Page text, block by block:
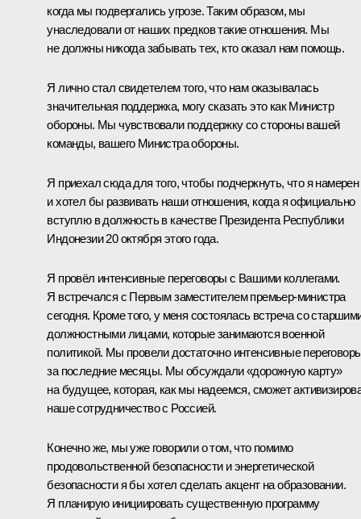
когда мы подвергались угрозе. Таким образом, мы
унаследовали от наших предков такие отношения. Мы
не должны никогда забывать тех, кто оказал нам помощь.
Я лично стал свидетелем того, что нам оказывалась
значительная поддержка, могу сказать это как Министр
обороны. Мы чувствовали поддержку со стороны вашей
команды, вашего Министра обороны.
Я приехал сюда для того, чтобы подчеркнуть, что я намерен
и хотел бы развивать наши отношения, когда я официально
вступлю в должность в качестве Президента Республики
Индонезии 20 октября этого года.
Я провёл интенсивные переговоры с Вашими коллегами.
Я встречался с Первым заместителем премьер-министра
сегодня. Кроме того, у меня состоялась встреча со
должностными лицами, которые занимаются военной
политикой. Мы провели достаточно интенсивные
за последние месяцы. Мы обсуждали «дорожную карту»
на будущее, которая, как мы надеемся, сможет
наше сотрудничество с Россией.
Конечно же, мы уже говорили о том, что помимо
продовольственной безопасности и энергетической
безопасности я бы хотел сделать акцент на образовании.
Я планирую инициировать существенную программу